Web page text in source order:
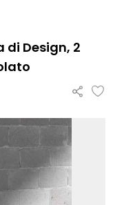
di Design, 2